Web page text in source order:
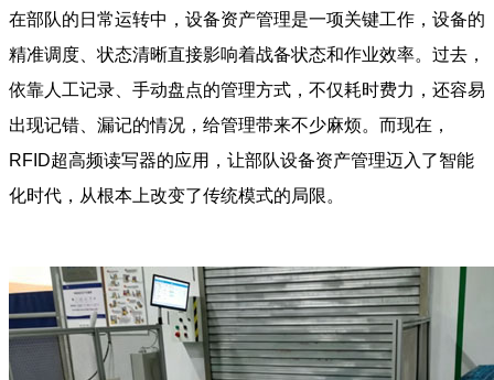
在部队的日常运转中，设备资产管理是一项关键工作，设备的
精准调度、状态清晰直接影响着战备状态和作业效率。过去，
依靠人工记录、手动盘点的管理方式，不仅耗时费力，还容易
出现记错、漏记的情况，给管理带来不少麻烦。而现在，
RFID超高频读写器的应用，让部队设备资产管理迈入了智能
化时代，从根本上改变了传统模式的局限。